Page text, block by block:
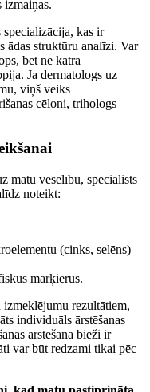
izmaiņas.
kas ir
ādas struktūru analīzi. Var
bet ne katra
Ja dermatologs uz
viņš veiks
cēloni, trihologs
matu veselību, speciālists
noteikt:
(cinks, selēns)
marķierus.
izmeklējumu rezultātiem,
individuāls ārstēšanas
ārstēšana bieži ir
var būt redzami tikai pēc